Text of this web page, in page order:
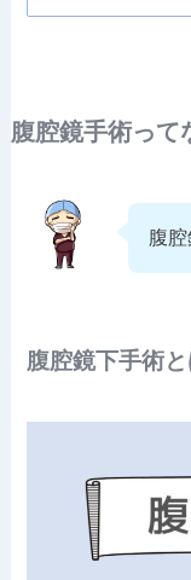
腹腔鏡手術って
腹
腹腔鏡下手術と